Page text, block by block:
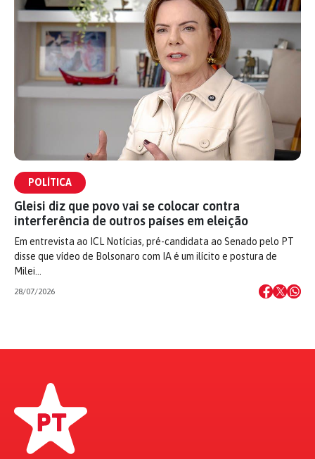
POLÍTICA
Gleisi diz que povo vai se colocar contra
interferência de outros países em eleição
Em entrevista ao ICL Notícias, pré-candidata ao Senado pelo PT
disse que vídeo de Bolsonaro com IA é um ilícito e postura de
Milei…
28/07/2026